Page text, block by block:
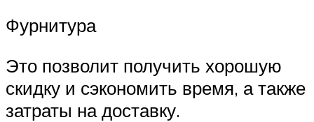
Фурнитура
Это позволит получить хорошую
скидку и сэкономить время, а также
затраты на доставку.